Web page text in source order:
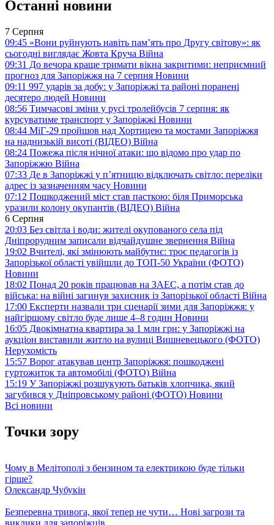
Останні новини
7 Серпня
09:45 «Вони руйнують навіть пам’ять про Другу світову»: як
сьогодні виглядає Жовта Круча Війна
09:31 До вечора краще тримати вікна закритими: неприємний
прогноз для Запоріжжя на 7 серпня Новини
09:11 997 ударів за добу: у Запоріжжі та районі поранені
десятеро людей Новини
08:56 Тимчасові зміни у русі тролейбусів 7 серпня: як
курсуватиме транспорт у Запоріжжі Новини
08:44 МіГ-29 пройшов над Хортицею та мостами Запоріжжя
на наднизькій висоті (ВІДЕО) Війна
08:24 Пожежа після нічної атаки: що відомо про удар по
Запоріжжю Війна
07:33 Де в Запоріжжі у п’ятницю відключать світло: переліки
адрес із зазначенням часу Новини
07:12 Пошкоджений міст став пасткою: біля Приморська
уразили колону окупантів (ВІДЕО) Війна
6 Серпня
20:03 Без світла і води: жителі окупованого села під
Дніпрорудним записали відчайдушне звернення Війна
19:02 Вчителі, які змінюють майбутнє: троє педагогів із
Запорізької області увійшли до ТОП-50 України (ФОТО)
Новини
18:02 Понад 20 років працював на ЗАЕС, а потім став до
війська: на війні загинув захисник із Запорізької області Війна
17:00 Експерти назвали три сценарії зими для Запоріжжя: у
найгіршому світло буде лише 4–8 годин Новини
16:05 Двокімнатна квартира за 1 млн грн: у Запоріжжі на
аукціон виставили житло на вулиці Вишневецького (ФОТО)
Нерухомість
15:57 Ворог атакував центр Запоріжжя: пошкоджені
гуртожиток та автомобілі (ФОТО) Війна
15:19 У Запоріжжі розшукують батьків хлопчика, який
загубився у Дніпровському районі (ФОТО) Новини
Всі новини
Точки зору
Чому в Мелітополі з бензином та електрикою буде тільки
гірше?
Олександр Чубукін
Безперевна тривога, якої тепер не чути… Нові загрози та